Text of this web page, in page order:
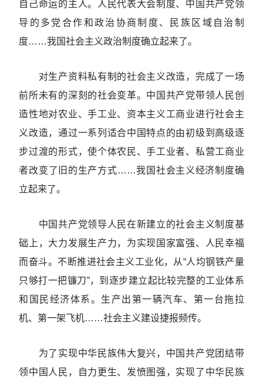
自己命运的主人。人民代表大会制度、中国共产党领
导的多党合作和政治协商制度、民族区域自治制
度……我国社会主义政治制度确立起来了。
对生产资料私有制的社会主义改造，完成了一场
前所未有的深刻的社会变革。中国共产党带领人民创
造性地对农业、手工业、资本主义工商业进行社会主
义改造，通过一系列适合中国特点的由初级到高级逐
步过渡的形式，使个体农民、手工业者、私营工商业
者改变了旧的生产方式……我国社会主义经济制度确
立起来了。
中国共产党领导人民在新建立的社会主义制度基
础上，大力发展生产力，为实现国家富强、人民幸福
而奋斗。不断推进社会主义工业化，从“人均钢铁产量
只够打一把镰刀”，到逐步建立起比较完整的工业体系
和国民经济体系。生产出第一辆汽车、第一台拖拉
机、第一架飞机……社会主义建设捷报频传。
为了实现中华民族伟大复兴，中国共产党团结带
领中国人民，自力更生、发愤图强，实现了中华民族